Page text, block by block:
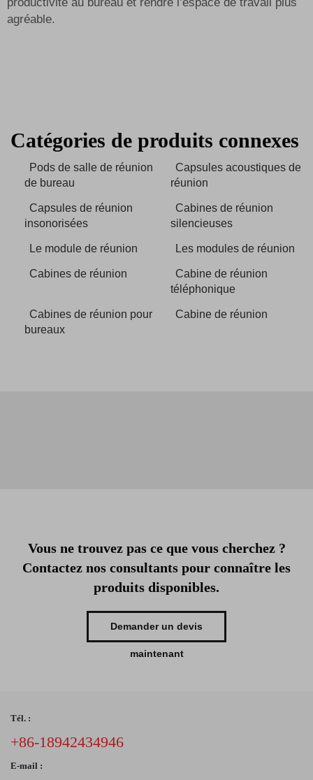
agréable.
Catégories de produits connexes
Pods de salle de réunion
de bureau
Capsules acoustiques de
réunion
Capsules de réunion
insonorisées
Cabines de réunion
silencieuses
Le module de réunion Les modules de réunion
Cabines de réunion
Cabine de réunion
téléphonique
Cabines de réunion pour
bureaux
Cabine de réunion
Vous ne trouvez pas ce que vous cherchez ?
Contactez nos consultants pour connaître les
produits disponibles.
Demander un devis
maintenant
Tél. :
+86-18942434946
E-mail :